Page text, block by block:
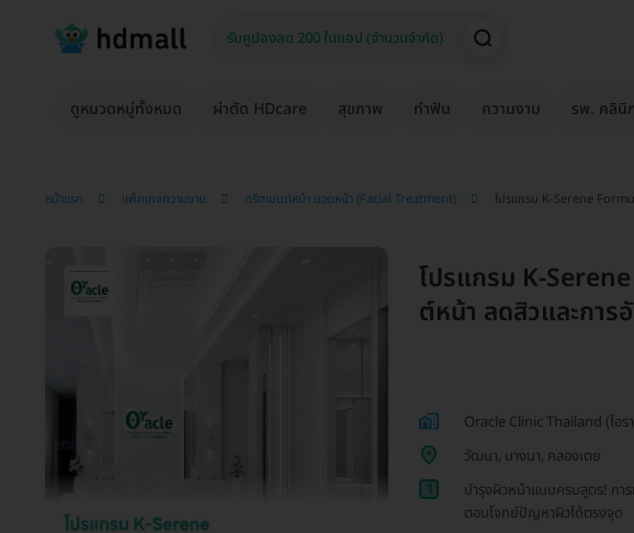
ดูหมวดหมู่ทั้งหมด ผ่าตัด HDcare สุขภาพ ทำฟัน ความงาม รพ. คลินิ
หน้าแรก แพ็กเกจความงาม ทรีตเมนต์หน้า นวดหน้า (Facial Treatment) โปรแกรม K-Serene
โปรแกรม K-
ต์หน้า ลดสิวและการ
Oracle Clinic Thailand (โอร
วัฒนา, บางนา, คลองเตย
1
บำรุงผิวหน้าแบบครบสูตร! กา
ตอบโจทย์ปัญหาผิวได้ตรงจุด